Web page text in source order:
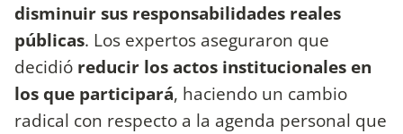
disminuir sus responsabilidades reales
públicas. Los expertos aseguraron que
decidió reducir los actos institucionales en
los que participará, haciendo un cambio
radical con respecto a la agenda personal que